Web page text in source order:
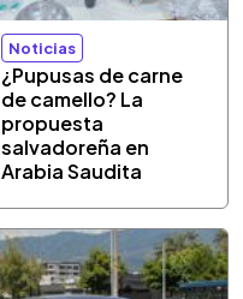
Noticias
¿Pupusas de carne
de camello? La
propuesta
salvadoreña en
Arabia Saudita